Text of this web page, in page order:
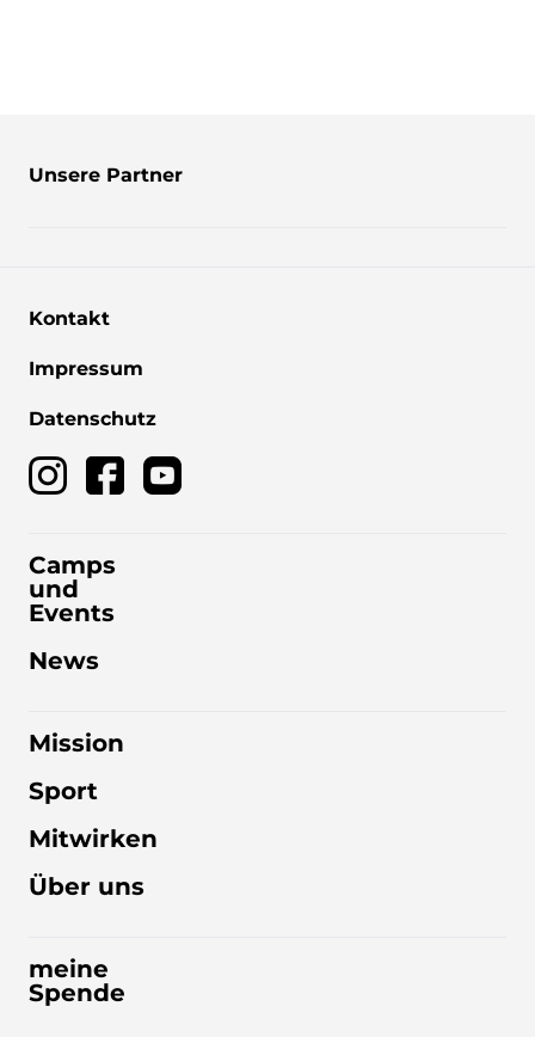
Unsere Partner
Kontakt
Impressum
Datenschutz
Camps
und
Events
News
Mission
Sport
Mitwirken
Über uns
meine
Spende